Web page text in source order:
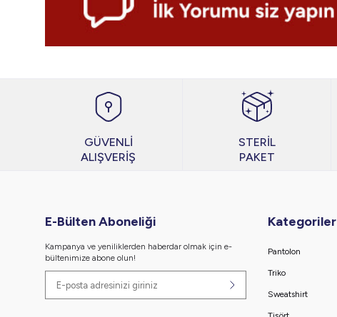
GÜVENLİ
ALIŞVERİŞ
STERİL
PAKET
E-Bülten Aboneliği
Kampanya ve yeniliklerden haberdar olmak için e-
bültenimize abone olun!
Kategoriler
Pantolon
Triko
Sweatshirt